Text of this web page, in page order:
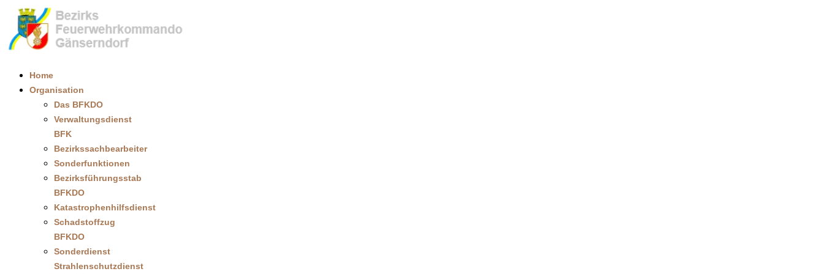
Home
Organisation
Das BFKDO
Verwaltungsdienst
BFK
Bezirkssachbearbeiter
Sonderfunktionen
Bezirksführungsstab
BFKDO
Katastrophenhilfsdienst
Schadstoffzug
BFKDO
Sonderdienst
Strahlenschutzdienst